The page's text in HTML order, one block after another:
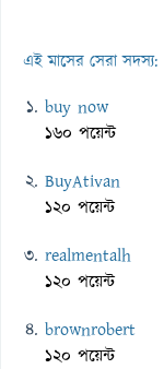
এই মাসের সেরা সদস্য:
buy now
160 পয়েন্ট
BuyAtivan
120 পয়েন্ট
realmentalh
120 পয়েন্ট
brownrobert
120 পয়েন্ট